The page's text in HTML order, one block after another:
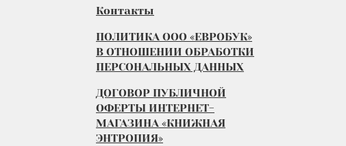
Контакты
ПОЛИТИКА ООО «ЕВРОБУК»
В ОТНОШЕНИИ ОБРАБОТКИ
ПЕРСОНАЛЬНЫХ ДАННЫХ
ДОГОВОР ПУБЛИЧНОЙ
ОФЕРТЫ ИНТЕРНЕТ-
МАГАЗИНА «КНИЖНАЯ
ЭНТРОПИЯ»